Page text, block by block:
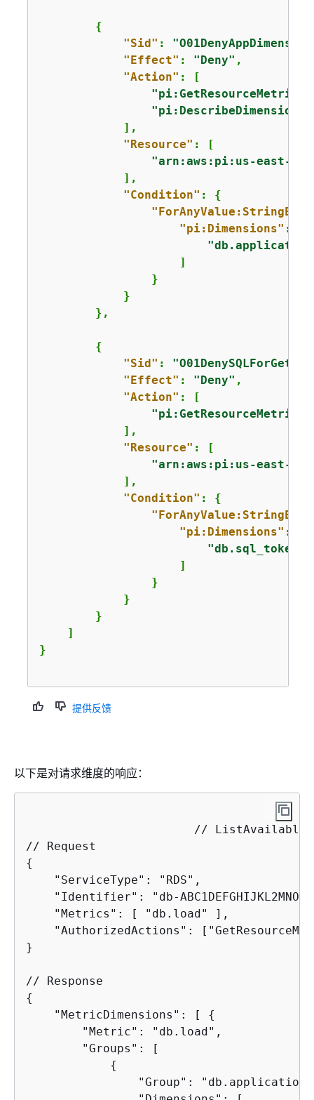
{
"Sid" :
"Effect" : "Deny" ,
"Action" : [
"pi:GetResourceMetrics"
            ],
"Resource" : [
"arn:aws:pi:us-east-
            ],
"Condition" : {
"pi:Dimensions" : [
                    ]
                }
            }
        },
{
"Sid" :
"Effect" : "Deny" ,
"Action" : [
"pi:GetResourceMetrics"
            ],
"Resource" : [
"arn:aws:pi:us-east-
            ],
"Condition" : {
"pi:Dimensions" : [
                    ]
                }
            }
        }
    ]
}
提供反馈
以下是对请求维度的响应：
{
    "ServiceType": "RDS",
"Identifier": "db-
    "Metrics": [ "db.load" ],
"AuthorizedActions":
}
{
    "MetricDimensions": [
{
        "Metric": "db.load",
        "Groups": [
{
"Group":